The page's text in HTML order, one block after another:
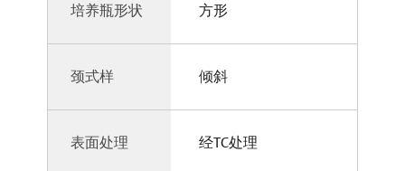
培养瓶形状 方形
颈式样 倾斜
表面处理 经TC处理